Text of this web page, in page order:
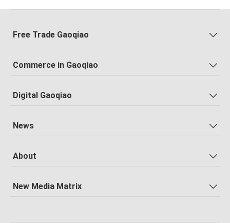
Free Trade Gaoqiao
Commerce in Gaoqiao
Digital Gaoqiao
News
About
New Media Matrix